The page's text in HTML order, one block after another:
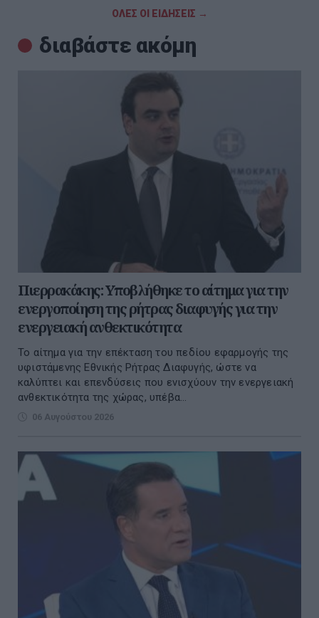
ΟΛΕΣ ΟΙ ΕΙΔΗΣΕΙΣ →
διαβάστε ακόμη
Πιερρακάκης: Υποβλήθηκε το αίτημα για την
ενεργοποίηση της ρήτρας διαφυγής για την
ενεργειακή ανθεκτικότητα
Το αίτημα για την επέκταση του πεδίου εφαρμογής της
υφιστάμενης Εθνικής Ρήτρας Διαφυγής, ώστε να
καλύπτει και επενδύσεις που ενισχύουν την ενεργειακή
ανθεκτικότητα της χώρας, υπέβα...
06 Αυγούστου 2026